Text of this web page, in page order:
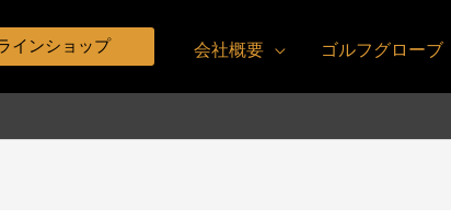
インショップ 会社概要 ゴルフグローブ